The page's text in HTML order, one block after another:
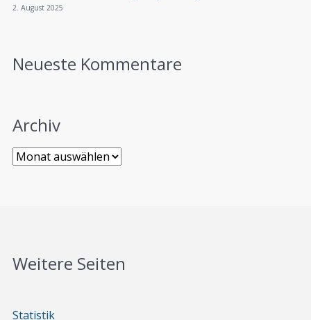
2. August 2025
Neueste Kommentare
Archiv
Weitere Seiten
Statistik